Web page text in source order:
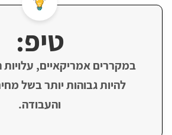
טיפ:
במקררים אמריקאיים, עלויות
להיות גבוהות יותר בשל
והעבודה.